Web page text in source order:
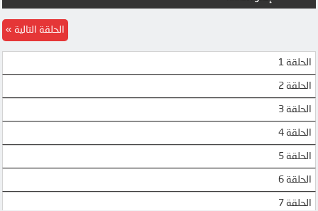
الحلقة 1
الحلقة 2
الحلقة 3
الحلقة 4
الحلقة 5
الحلقة 6
الحلقة 7
الحلقة التالية